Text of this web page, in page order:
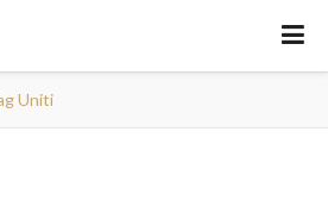
Uniti